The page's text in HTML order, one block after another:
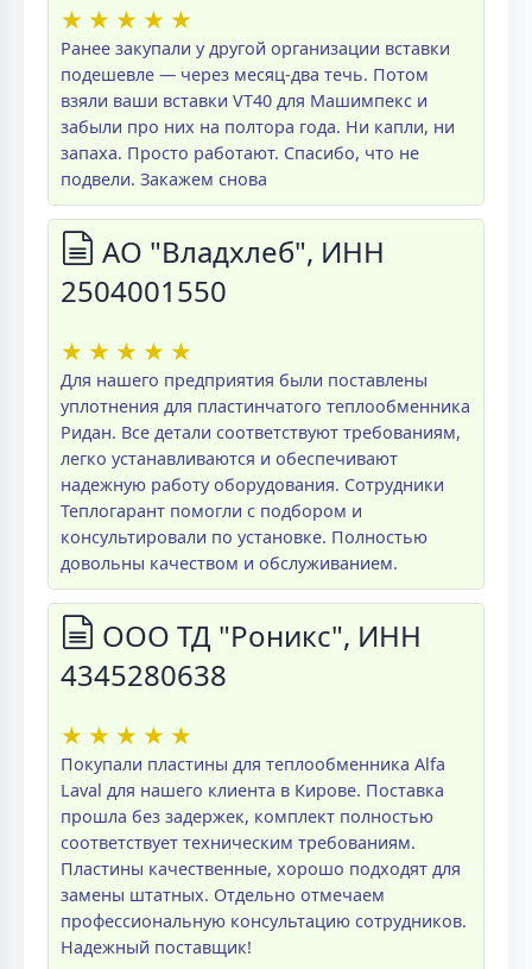
★ ★ ★ ★ ★
Ранее закупали у другой организации вставки
подешевле — через месяц-два течь. Потом
взяли ваши вставки VT40 для Машимпекс и
забыли про них на полтора года. Ни капли, ни
запаха. Просто работают. Спасибо, что не
подвели. Закажем снова
АО "Владхлеб", ИНН
2504001550
★ ★ ★ ★ ★
Для нашего предприятия были поставлены
уплотнения для пластинчатого теплообменника
Ридан. Все детали соответствуют требованиям,
легко устанавливаются и обеспечивают
надежную работу оборудования. Сотрудники
Теплогарант помогли с подбором и
консультировали по установке. Полностью
довольны качеством и обслуживанием.
ООО ТД "Роникс", ИНН
4345280638
★ ★ ★ ★ ★
Покупали пластины для теплообменника Alfa
Laval для нашего клиента в Кирове. Поставка
прошла без задержек, комплект полностью
соответствует техническим требованиям.
Пластины качественные, хорошо подходят для
замены штатных. Отдельно отмечаем
профессиональную консультацию сотрудников.
Надежный поставщик!